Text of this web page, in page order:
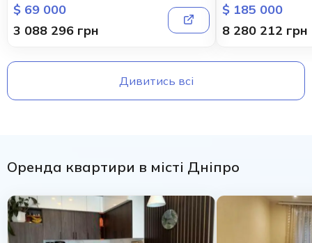
$ 69 000
3 088 296 грн
$ 185 000
8 280 212 грн
Дивитись всі
Оренда квартири в місті Дніпро